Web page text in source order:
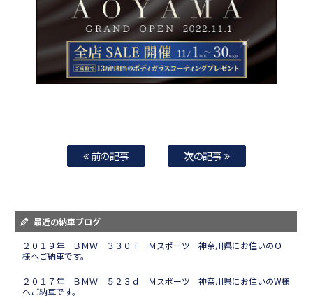
前の記事 次の記事
最近の納車ブログ
２０１９年 ＢＭＷ ３３０ｉ Ｍスポーツ 神奈川県にお住いのＯ
様へご納車です。
２０１７年 ＢＭＷ ５２３ｄ Ｍスポーツ 神奈川県にお住いのW様
へご納車です。